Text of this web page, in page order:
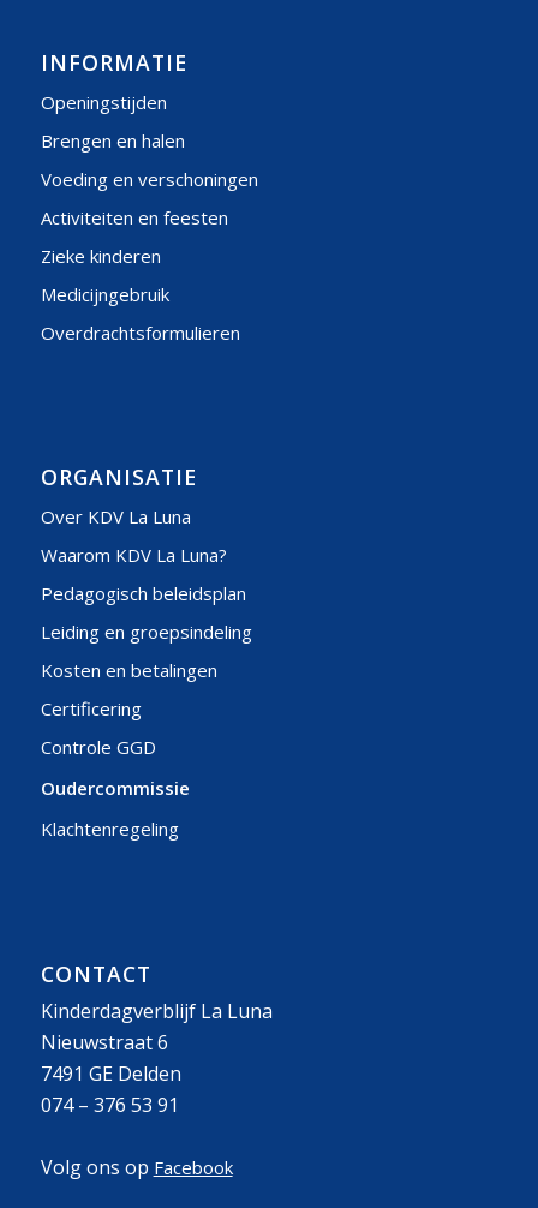
INFORMATIE
Openingstijden
Brengen en halen
Voeding en verschoningen
Activiteiten en feesten
Zieke kinderen
Medicijngebruik
Overdrachtsformulieren
ORGANISATIE
Over KDV La Luna
Waarom KDV La Luna?
Pedagogisch beleidsplan
Leiding en groepsindeling
Kosten en betalingen
Certificering
Controle GGD
Oudercommissie
Klachtenregeling
CONTACT
Kinderdagverblijf La Luna
Nieuwstraat 6
7491 GE Delden
074 – 376 53 91
Volg ons op Facebook